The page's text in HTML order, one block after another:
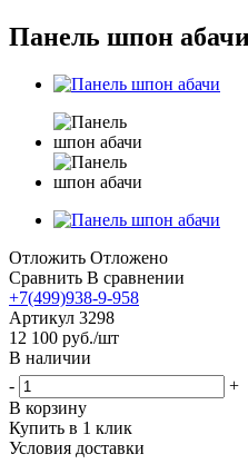
Панель шпон
Отложить Отложено
Сравнить В сравнении
+7(499)938-9-958
Артикул 3298
12 100 руб./шт
В наличии
-
+
В корзину
Купить в 1 клик
Условия доставки